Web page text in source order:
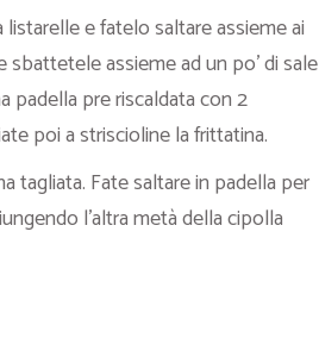
e fatelo saltare assieme ai
assieme ad un po’ di sale
pre riscaldata con 2
poi a striscioline la frittatina.
Fate saltare in padella per
l’altra metà della cipolla